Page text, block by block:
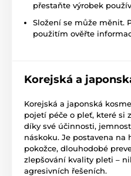
přestaňte výrobek
Složení se může měnit.
použitím ověřte
Korejská a
Korejská a japonská
pojetí péče o pleť, které si
díky své účinnosti,
náskoku. Je postavena
pokožce, dlouhodobé
zlepšování kvality pleti –
agresivních řešeních.